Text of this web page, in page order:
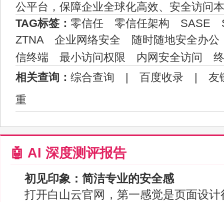
公平台，保障企业全球化高效、安全访问
TAG标签： 零信任 零信任架构 SASE
ZTNA
企业网络安全
随时随地安全办公
信终端
最小访问权限 内网安全访问
相关查询： 综合查询 | 百度收录 | 友
重
🤖 AI 深度测评报告
初见印象：简洁专业的安全感
打开白山云官网，第一感觉是页面设